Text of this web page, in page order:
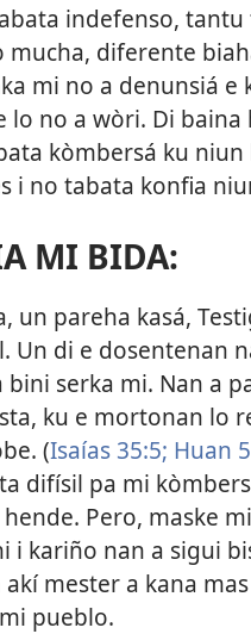
indefenso,
mucha, diferente
mi no a denunsiá
lo no a wòri. Di
kòmbersá ku
i no tabata konfia
MI BIDA:
un pareha kasá,
Un di e dosentenan
bini serka mi. Nan a
ku e mortonan lo
(Isaías 35:5; Huan
difísil pa mi
Pero, maske
i kariño nan a sigui
mester a kana
pueblo.